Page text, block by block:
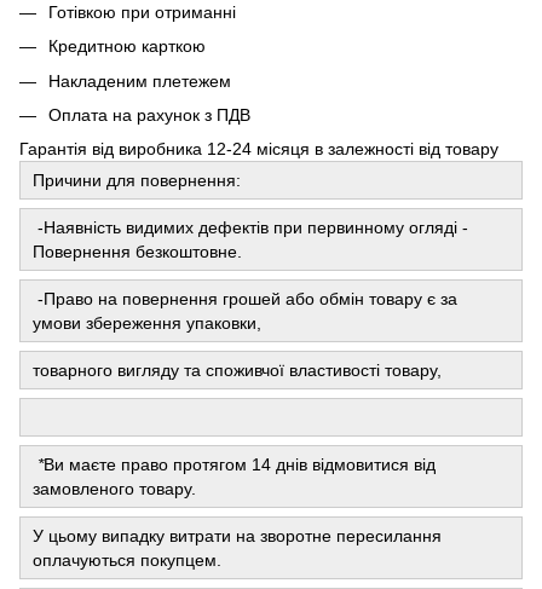
Готівкою при отриманні
Кредитною карткою
Накладеним плетежем
Оплата на рахунок з ПДВ
Гарантія від виробника 12-24 місяця в залежності від товару
Причини для повернення:
-Наявність видимих ​​дефектів при первинному огляді -
Повернення безкоштовне.
-Право на повернення грошей або обмін товару є за
умови збереження упаковки,
товарного вигляду та споживчої властивості товару,
*Ви маєте право протягом 14 днів відмовитися від
замовленого товару.
У цьому випадку витрати на зворотне пересилання
оплачуються покупцем.